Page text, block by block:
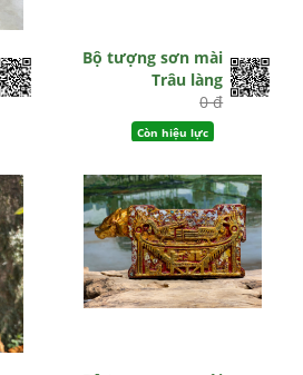
Bộ tượng sơn mài
Trâu làng
0 đ
Còn hiệu lực